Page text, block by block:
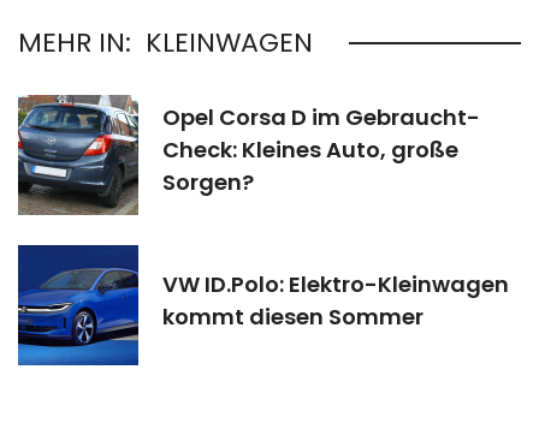
MEHR IN: KLEINWAGEN
Opel Corsa D im Gebraucht-
Check: Kleines Auto, große
Sorgen?
VW ID.Polo: Elektro-Kleinwagen
kommt diesen Sommer